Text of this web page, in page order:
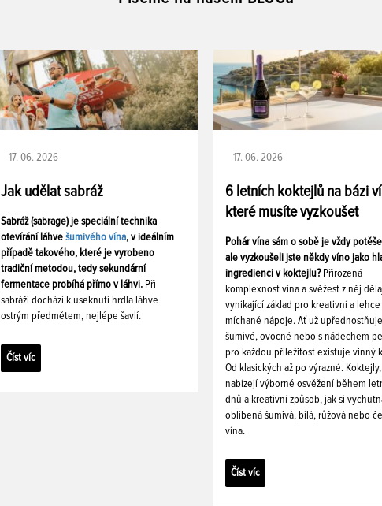
17. 06. 2026
Jak udělat sabráž
Sabráž (sabrage) je speciální technika
otevírání láhve šumivého vína, v ideálním
případě takového, které je vyrobeno
tradiční metodou, tedy sekundární
fermentace probíhá přímo v láhvi. Při
sabráži dochází k useknutí hrdla láhve
ostrým předmětem, nejlépe šavlí.
Číst víc
17. 06. 2026
6 letních koktejlů na bázi
které musíte vyzkoušet
Pohár vína sám o sobě je vždy
ale vyzkoušeli jste někdy víno jako
ingredienci v koktejlu? Přirozená
komplexnost vína a svěžest z něj
vynikající základ pro kreativní a lehce
míchané nápoje. Ať už
šumivé, ovocné nebo s nádechem
pro každou příležitost existuje vinný
Od klasických až po výrazné. Koktejly,
nabízejí výborné osvěžení během
dnů a kreativní způsob, jak si
oblíbená šumivá, bílá, růžová nebo
vína.
Číst víc